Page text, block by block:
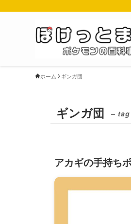
ホーム ギンガ団
ギンガ団 –
アカギの手持ち